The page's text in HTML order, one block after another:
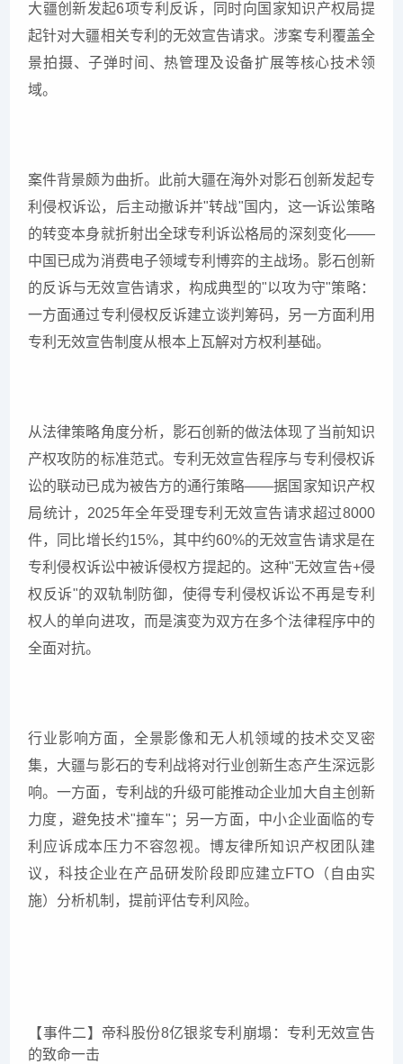
大疆创新发起6项专利反诉，同时向国家知识产权局提
起针对大疆相关专利的无效宣告请求。涉案专利覆盖全
景拍摄、子弹时间、热管理及设备扩展等核心技术领
域。
案件背景颇为曲折。此前大疆在海外对影石创新发起专
利侵权诉讼，后主动撤诉并"转战"国内，这一诉讼策略
的转变本身就折射出全球专利诉讼格局的深刻变化——
中国已成为消费电子领域专利博弈的主战场。影石创新
的反诉与无效宣告请求，构成典型的"以攻为守"策略：
一方面通过专利侵权反诉建立谈判筹码，另一方面利用
专利无效宣告制度从根本上瓦解对方权利基础。
从法律策略角度分析，影石创新的做法体现了当前知识
产权攻防的标准范式。专利无效宣告程序与专利侵权诉
讼的联动已成为被告方的通行策略——据国家知识产权
局统计，2025年全年受理专利无效宣告请求超过8000
件，同比增长约15%，其中约60%的无效宣告请求是在
专利侵权诉讼中被诉侵权方提起的。这种"无效宣告+侵
权反诉"的双轨制防御，使得专利侵权诉讼不再是专利
权人的单向进攻，而是演变为双方在多个法律程序中的
全面对抗。
行业影响方面，全景影像和无人机领域的技术交叉密
集，大疆与影石的专利战将对行业创新生态产生深远影
响。一方面，专利战的升级可能推动企业加大自主创新
力度，避免技术"撞车"；另一方面，中小企业面临的专
利应诉成本压力不容忽视。博友律所知识产权团队建
议，科技企业在产品研发阶段即应建立FTO（自由实
施）分析机制，提前评估专利风险。
【事件二】帝科股份8亿银浆专利崩塌：专利无效宣告
的致命一击